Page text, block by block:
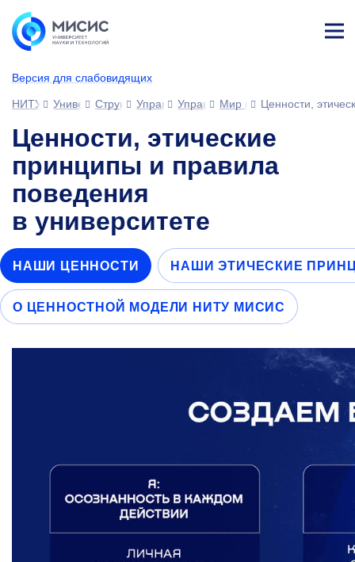
Версия для слабовидящих
ине
НИТУ МИСИСУниверситетСтруктура университета
УправленияУправление развития
Мир возможностей
Ценности,
Ценности, этические
принципы и правила
поведения
в университете
НАШИ ЦЕННОСТИ НАШИ ЭТИЧЕСКИЕ
О ЦЕННОСТНОЙ МОДЕЛИ НИТУ МИСИС